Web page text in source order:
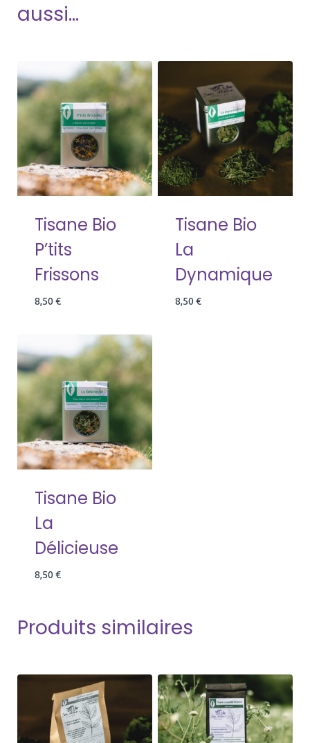
aussi…
Tisane Bio
P’tits
Frissons
8,50 €
Tisane Bio
La
Dynamique
8,50 €
Tisane Bio
La
Délicieuse
8,50 €
Produits similaires